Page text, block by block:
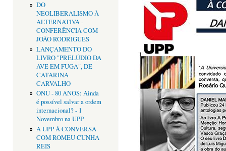
DO
NEOLIBERALISMO À
ALTERNATIVA -
CONFERÊNCIA COM
JOÃO RODRIGUES
LANÇAMENTO DO
LIVRO "PRELÚDIO DA
AVE EM FUGA", DE
CATARINA
CARVALHO
ONU - 80 ANOS: Ainda
é possível salvar a ordem
internacional? - 1
Novembro na UPP
A UPP À CONVERSA
COM ROMEU CUNHA
REIS